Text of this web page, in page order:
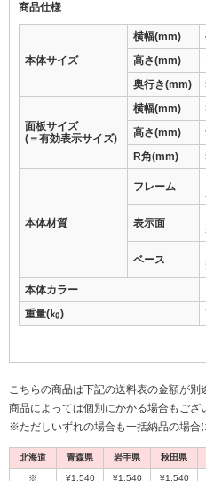
商品仕様
本体サイズ
横幅(mm)
高さ(mm)
奥行き(mm)
面板サイズ
(＝有効表示サイズ)
横幅(mm)
高さ(mm)
R角(mm)
本体材質
フレーム
表示面
ベース
本体カラー
重量(㎏)
こちらの商品は下記の送料表の金額が別
商品によっては個別にかかる場合もござ
※ただしいずれの場合も一括納品の場合
北海道 青森県 岩手県 秋田県
※ ¥1,540 ¥1,540 ¥1,540